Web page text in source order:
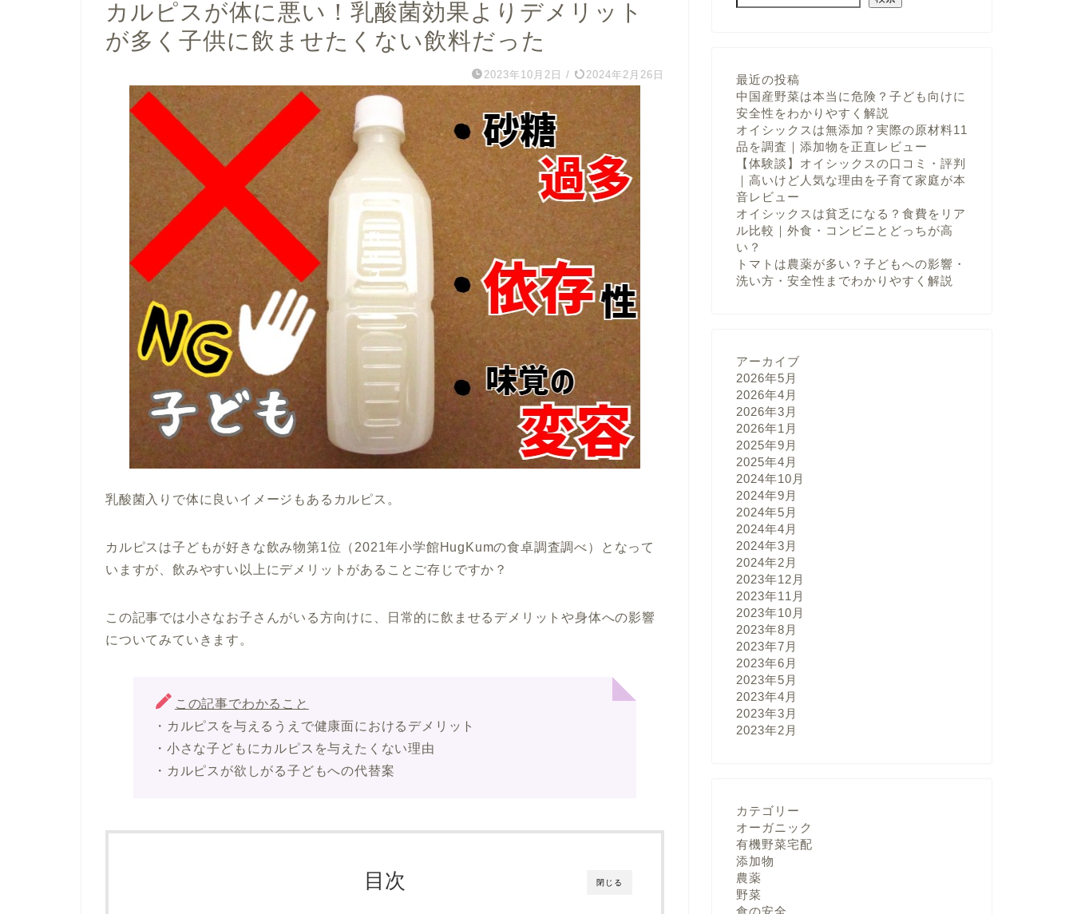
カルピスが体に悪い！乳酸菌効果よりデメリット
が多く子供に飲ませたくない飲料だった
2023年10月2日 / 2024年2月26日
乳酸菌入りで体に良いイメージもあるカルピス。
カルピスは子どもが好きな飲み物第1位（2021年小学館HugKumの食卓調査調べ）となって
いますが、飲みやすい以上にデメリットがあることご存じですか？
この記事では小さなお子さんがいる方向けに、日常的に飲ませるデメリットや身体への影響
についてみていきます。
この記事でわかること
・カルピスを与えるうえで健康面におけるデメリット
・小さな子どもにカルピスを与えたくない理由
・カルピスが欲しがる子どもへの代替案
閉じる
目次
最近の投稿
中国産野菜は本当に危険？子ども向けに
安全性をわかりやすく解説
オイシックスは無添加？実際の原材料11
品を調査｜添加物を正直レビュー
【体験談】オイシックスの口コミ・評判
｜高いけど人気な理由を子育て家庭が本
音レビュー
オイシックスは貧乏になる？食費をリア
ル比較｜外食・コンビニとどっちが高
い？
トマトは農薬が多い？子どもへの影響・
洗い方・安全性までわかりやすく解説
アーカイブ
2026年5月
2026年4月
2026年3月
2026年1月
2025年9月
2025年4月
2024年10月
2024年9月
2024年5月
2024年4月
2024年3月
2024年2月
2023年12月
2023年11月
2023年10月
2023年8月
2023年7月
2023年6月
2023年5月
2023年4月
2023年3月
2023年2月
カテゴリー
オーガニック
有機野菜宅配
添加物
農薬
野菜